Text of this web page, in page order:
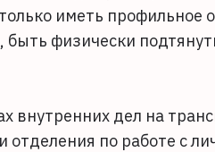
иметь профильное
быть физически
внутренних дел на
отделения по работе с